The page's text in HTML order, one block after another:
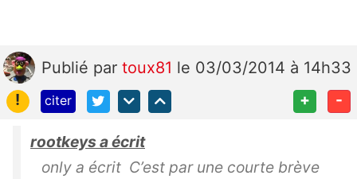
Publié par toux81 le 03/03/2014 à 14h33
!
citer + -
rootkeys a écrit
only a écrit C’est par une courte brève